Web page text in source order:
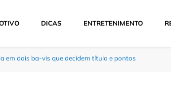
DICAS ENTRETENIMENTO
em dois ba-vis que decidem título e pontos